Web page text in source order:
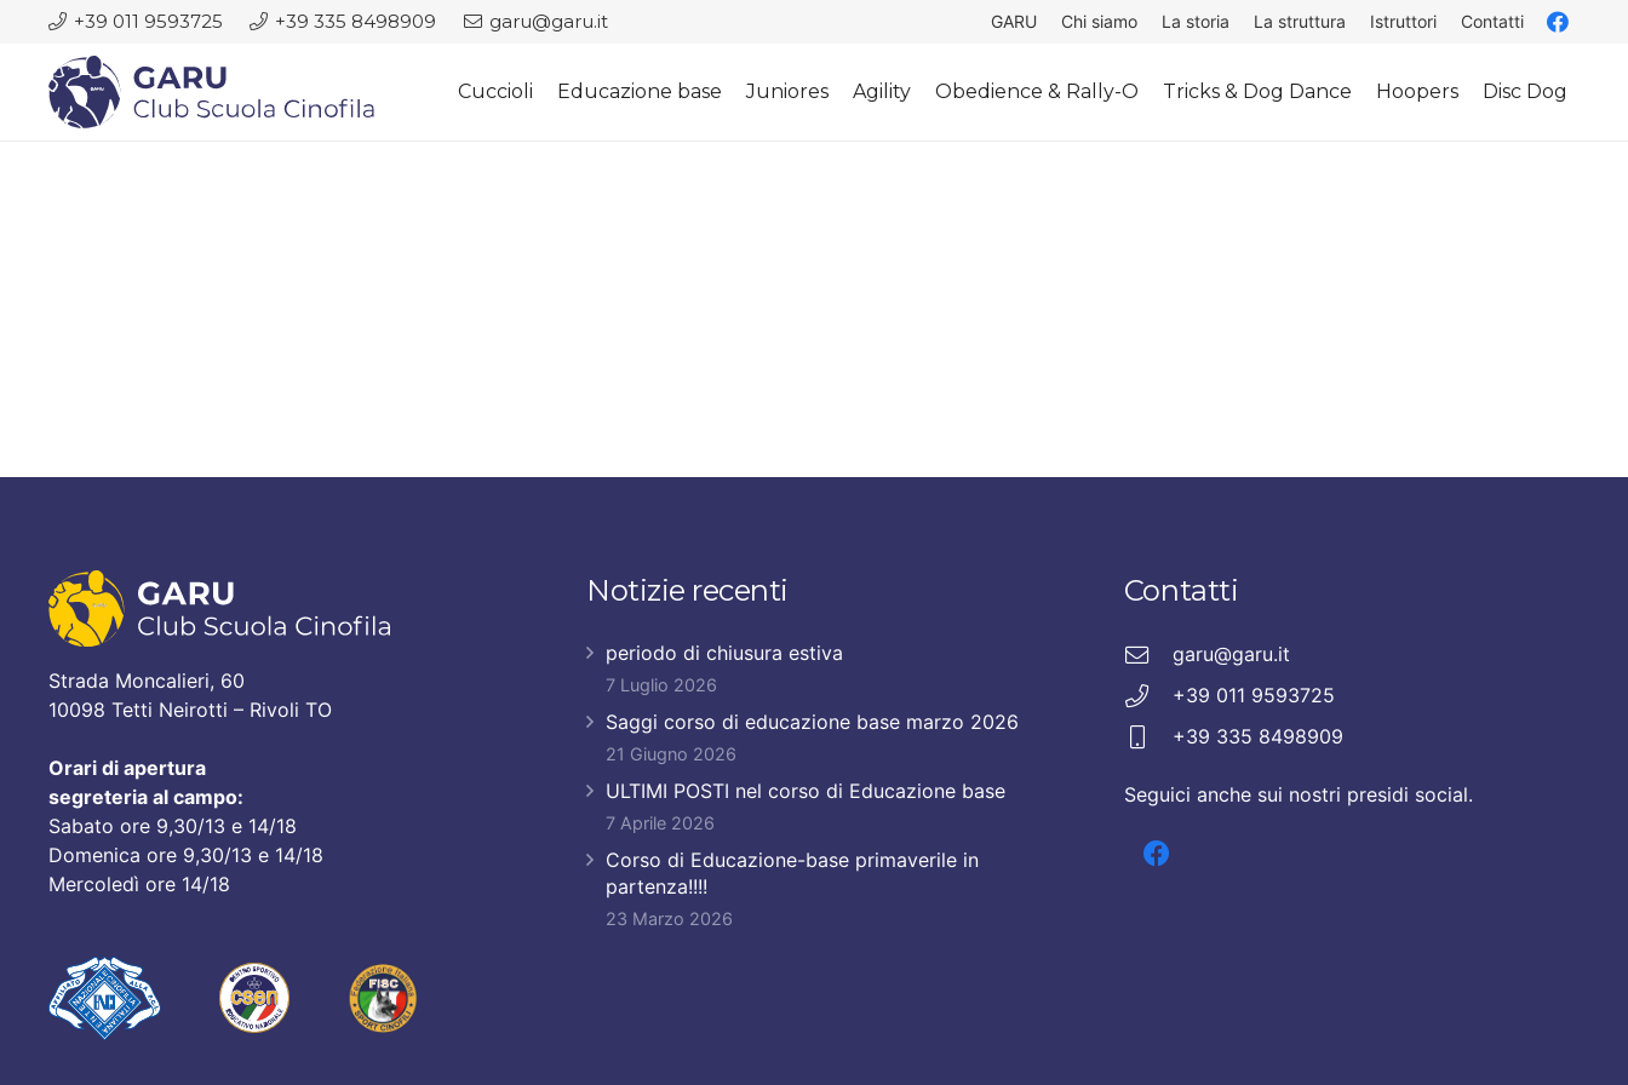
+39 011 9593725 +39 335 8498909 garu@garu.it GARU Chi siamo La storia La struttura Istruttori Contatti
Cuccioli Educazione base Juniores Agility Obedience & Rally-O Tricks & Dog Dance Hoopers Disc Dog
Strada Moncalieri, 60
10098 Tetti Neirotti – Rivoli TO
Orari di apertura
segreteria al campo:
Sabato ore 9,30/13 e 14/18
Domenica ore 9,30/13 e 14/18
Mercoledì ore 14/18
Notizie recenti
periodo di chiusura estiva
7 Luglio 2026
Saggi corso di educazione base marzo 2026
21 Giugno 2026
ULTIMI POSTI nel corso di Educazione base
7 Aprile 2026
Corso di Educazione-base primaverile in
partenza!!!!
23 Marzo 2026
Contatti
garu@garu.it
+39 011 9593725
+39 335 8498909
Seguici anche sui nostri presidi social.